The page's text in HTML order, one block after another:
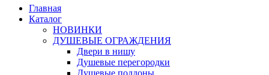
Главная
Каталог
НОВИНКИ
ДУШЕВЫЕ ОГРАЖДЕНИЯ
Двери в нишу
Душевые перегородки